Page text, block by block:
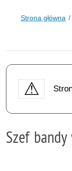
Strona główna
Szef